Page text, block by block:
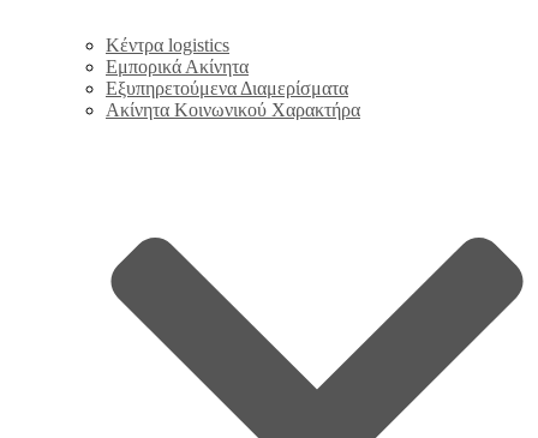
Κέντρα logistics
Εμπορικά Ακίνητα
Εξυπηρετούμενα Διαμερίσματα
Ακίνητα Κοινωνικού Χαρακτήρα